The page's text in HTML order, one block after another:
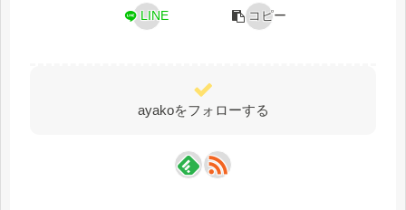
LINE コピー
ayakoをフォローする